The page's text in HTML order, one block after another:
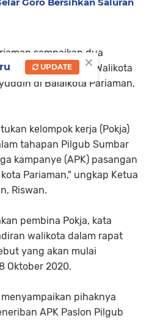
sampaikan dua
Sumbar ke Plt Walikota
di Balaikota Pariaman,
kelompok kerja (Pokja)
tahapan Pilgub Sumbar
kampanye (APK) pasangan
Pariaman," ungkap Ketua
Riswan.
pembina Pokja, kata
walikota dalam rapat
yang akan mulai
Oktober 2020.
pihaknya
APK Paslon Pilgub
×
UPDATE